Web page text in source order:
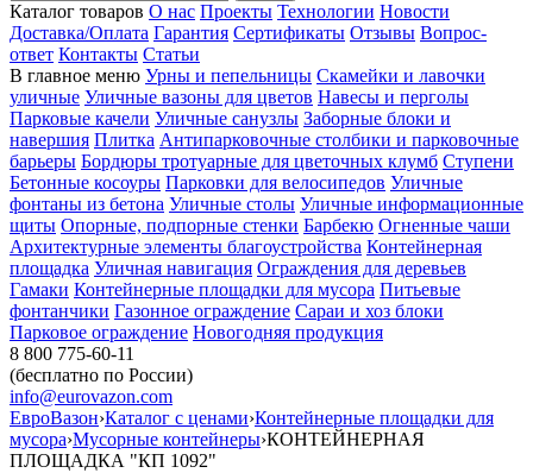
Каталог товаров О нас Проекты Технологии Новости
Доставка/Оплата Гарантия Сертификаты Отзывы Вопрос-
ответ Контакты Статьи
В главное меню Урны и пепельницы Скамейки и лавочки
уличные Уличные вазоны для цветов Навесы и перголы
Парковые качели Уличные санузлы Заборные блоки и
навершия Плитка Антипарковочные столбики и парковочные
барьеры Бордюры тротуарные для цветочных клумб Ступени
Бетонные косоуры Парковки для велосипедов Уличные
фонтаны из бетона Уличные столы Уличные информационные
щиты Опорные, подпорные стенки Барбекю Огненные чаши
Архитектурные элементы благоустройства Контейнерная
площадка Уличная навигация Ограждения для деревьев
Гамаки Контейнерные площадки для мусора Питьевые
фонтанчики Газонное ограждение Сараи и хоз блоки
Парковое ограждение Новогодняя продукция
8 800 775-60-11
(бесплатно по России)
info@eurovazon.com
ЕвроВазон›Каталог с ценами›Контейнерные площадки для
мусора›Мусорные контейнеры›КОНТЕЙНЕРНАЯ
ПЛОЩАДКА "КП 1092"